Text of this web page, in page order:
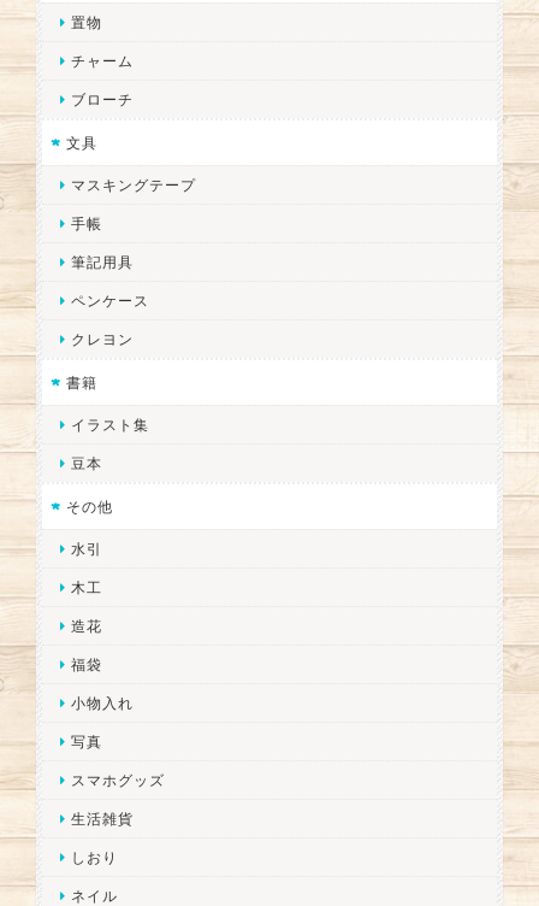
置物
チャーム
ブローチ
文具
マスキングテープ
手帳
筆記用具
ペンケース
クレヨン
書籍
イラスト集
豆本
その他
水引
木工
造花
福袋
小物入れ
写真
スマホグッズ
生活雑貨
しおり
ネイル